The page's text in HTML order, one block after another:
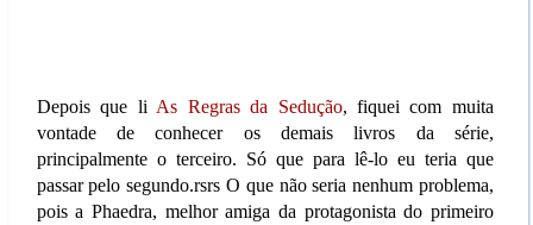
Depois que li As Regras da Sedução, fiquei com muita
vontade de conhecer os demais livros da série,
principalmente o terceiro. Só que para lê-lo eu teria que
passar pelo segundo.rsrs O que não seria nenhum problema,
pois a Phaedra, melhor amiga da protagonista do primeiro